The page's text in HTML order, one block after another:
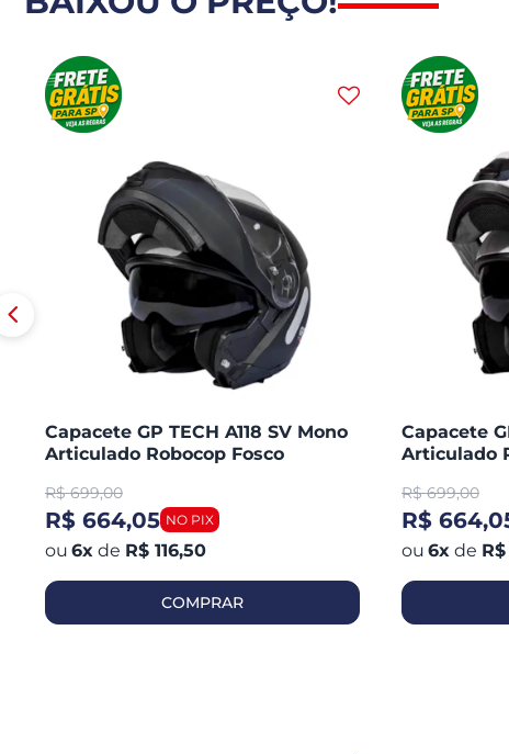
Capacete GP TECH A118 SV Mono
Articulado Robocop Fosco
R$ 699,00
R$ 664,05
6x de R$ 116,50
COMPRAR
Capacete
Articulado
R$ 699,00
R$
6x de R$